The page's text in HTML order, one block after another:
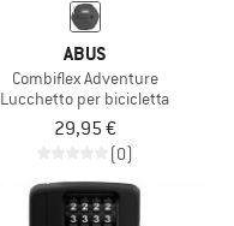
ABUS
Combiflex Adventure
Lucchetto per bicicletta
29,95 €
(0)